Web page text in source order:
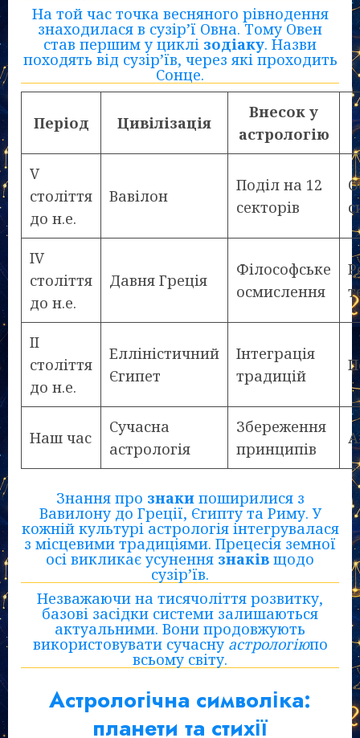
На той час точка весняного рівнодення
знаходилася в сузір’ї Овна. Тому Овен
став першим у циклі зодіаку. Назви
походять від сузір’їв, через які проходить
Сонце.
Період Цивілізація
Внесок у
астрологію
V
століття
до н.е.
Вавілон
Поділ на 12
секторів
IV
століття
до н.е.
Давня Греція
Філософське
осмислення
II
століття
до н.е.
Елліністичний
Єгипет
Інтеграція
традицій
Наш час
Сучасна
астрологія
Збереження
принципів
Знання про знакипоширилися з
Вавилону до Греції, Єгипту та Риму. У
кожній культурі астрологія інтегрувалася
з місцевими традиціями. Прецесія земної
осі викликає усунення знаків щодо
сузір’їв.
Незважаючи на тисячоліття розвитку,
базові засідки системи залишаються
актуальними. Вони продовжують
використовувати сучасну астрологіюпо
всьому світу.
Астрологічна символіка:
планети та стихії